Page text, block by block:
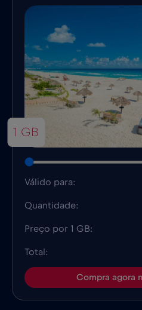
1 GB
Válido para:
Quantidade:
Preço por 1 GB:
Total:
Compra agora